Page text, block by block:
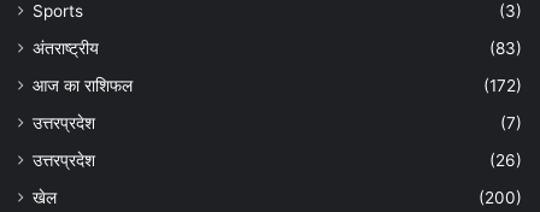
Sports
(3)
अंतराष्ट्रीय
(83)
आज का राशिफल
(172)
उत्तरप्रदेश
(7)
उत्तरप्रदेश
(26)
खेल
(200)